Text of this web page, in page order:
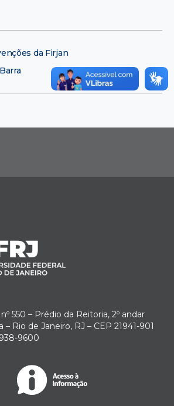
da Firjan
550 – Prédio da Reitoria, 2º andar
– Rio de Janeiro, RJ – CEP 21941-901
9600